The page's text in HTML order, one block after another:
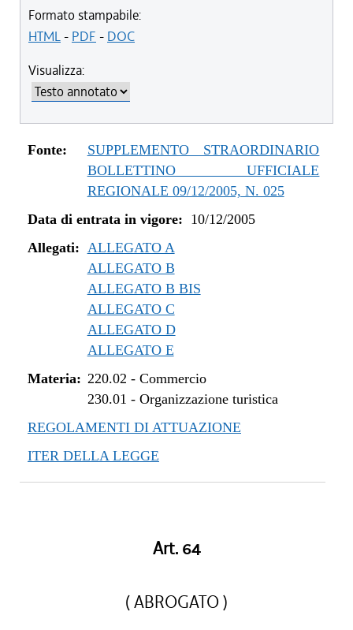
Formato stampabile:
HTML- PDF - DOC
Visualizza:
Fonte:
SUPPLEMENTO STRAORDINARIO
BOLLETTINO UFFICIALE
REGIONALE 09/12/2005, N. 025
Data di entrata in vigore: 10/12/2005
Allegati: ALLEGATO A
ALLEGATO B
ALLEGATO B BIS
ALLEGATO C
ALLEGATO D
ALLEGATO E
Materia: 220.02 - Commercio
230.01 - Organizzazione turistica
REGOLAMENTI DI ATTUAZIONE
ITER DELLA LEGGE
Art. 64
( ABROGATO )